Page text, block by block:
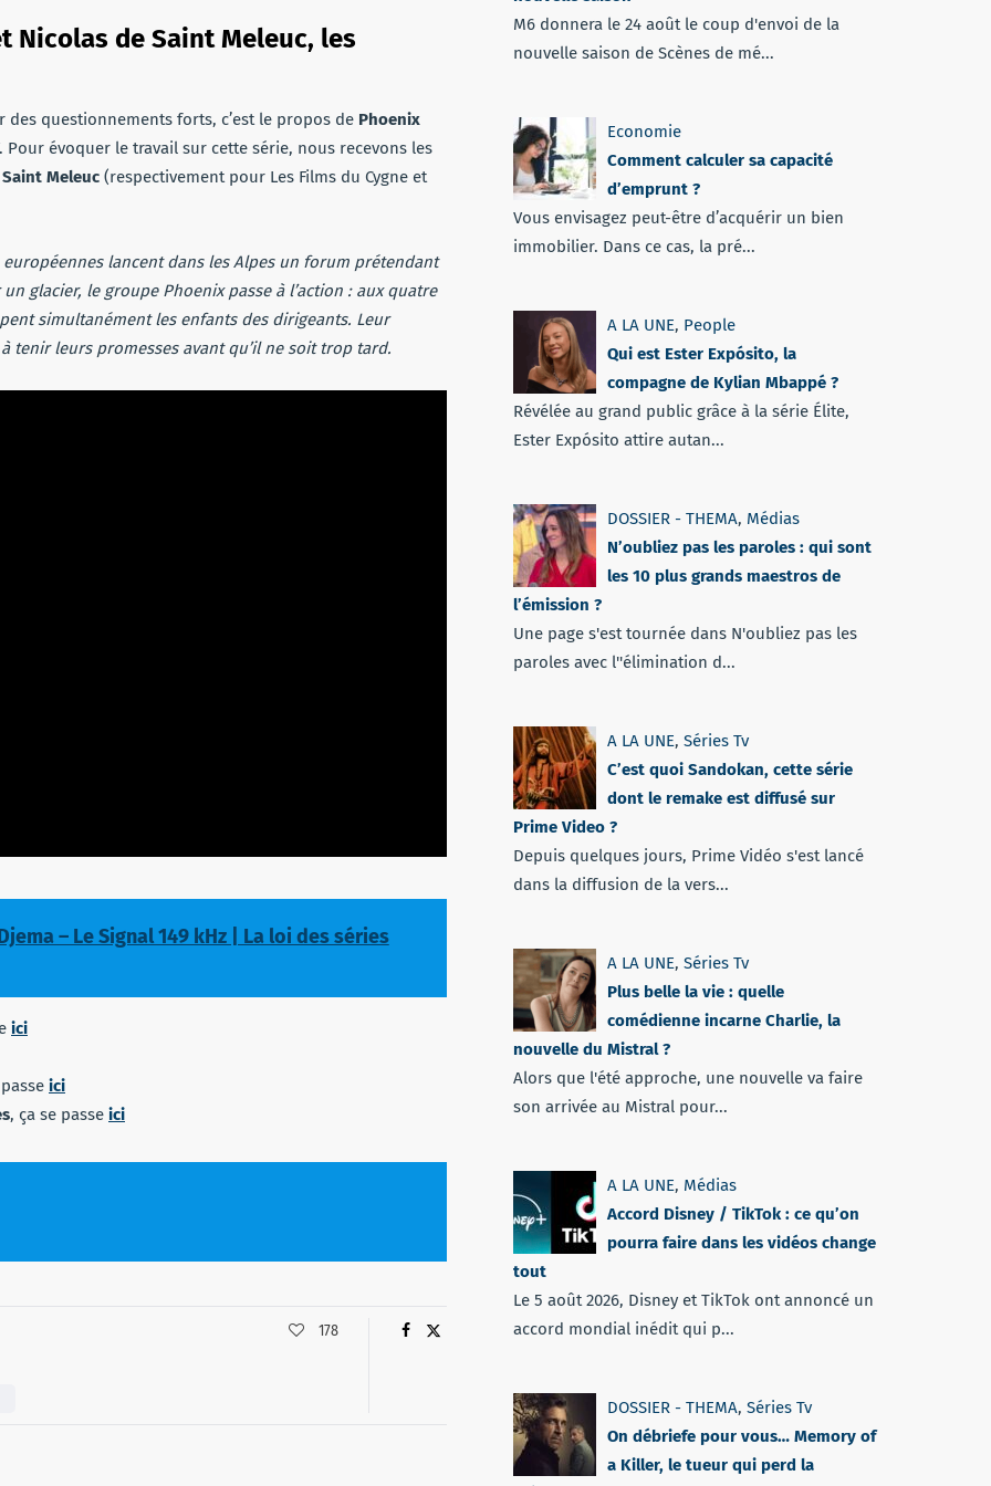
Nicolas de Saint Meleuc, les
questionnements forts, c’est le propos de Phoenix
évoquer le travail sur cette série, nous recevons les
Meleuc (respectivement pour Les Films du Cygne et
lancent dans les Alpes un forum prétendant
glacier, le groupe Phoenix passe à l’action : aux quatre
simultanément les enfants des dirigeants. Leur
tenir leurs promesses avant qu’il ne soit trop tard.
– Le Signal 149 kHz | La loi des séries
ici
ici
, ça se passe ici
178
M6 donnera le 24 août le coup d'envoi de la
nouvelle saison de Scènes de mé...
Economie
Comment calculer sa capacité
d’emprunt ?
Vous envisagez peut-être d’acquérir un bien
immobilier. Dans ce cas, la pré...
A LA UNE, People
Qui est Ester Expósito, la
compagne de Kylian Mbappé ?
Révélée au grand public grâce à la série Élite,
Ester Expósito attire autan...
DOSSIER - THEMA, Médias
N’oubliez pas les paroles : qui sont
les 10 plus grands maestros de
l’émission ?
Une page s'est tournée dans N'oubliez pas les
paroles avec l''élimination d...
A LA UNE, Séries Tv
C’est quoi Sandokan, cette série
dont le remake est diffusé sur
Prime Video ?
Depuis quelques jours, Prime Vidéo s'est lancé
dans la diffusion de la vers...
A LA UNE, Séries Tv
Plus belle la vie : quelle
comédienne incarne Charlie, la
nouvelle du Mistral ?
Alors que l'été approche, une nouvelle va faire
son arrivée au Mistral pour...
A LA UNE, Médias
Accord Disney / TikTok : ce qu’on
pourra faire dans les vidéos change
tout
Le 5 août 2026, Disney et TikTok ont annoncé un
accord mondial inédit qui p...
DOSSIER - THEMA, Séries Tv
On débriefe pour vous… Memory of
a Killer, le tueur qui perd la